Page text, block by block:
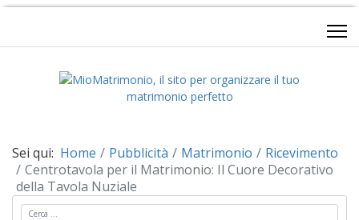
Sei qui: Home Pubblicità Matrimonio
Ricevimento
Centrotavola per il Matrimonio: Il Cuore Decorativo
della Tavola Nuziale
Cerca